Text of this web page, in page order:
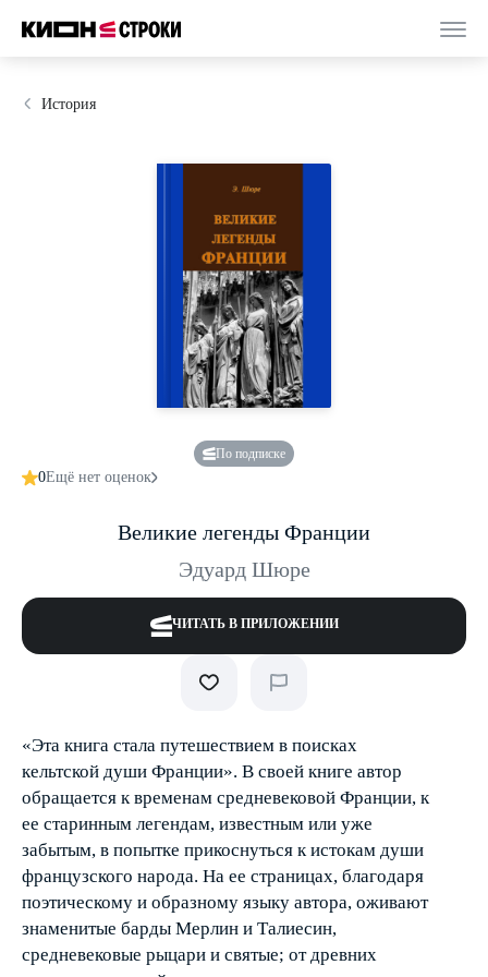
История
По подписке
0Ещё нет оценок
Великие легенды Франции
Эдуард Шюре
ЧИТАТЬ В ПРИЛОЖЕНИИ
«Эта книга стала путешествием в поисках
кельтской души Франции». В своей книге автор
обращается к временам средневековой Франции, к
ее старинным легендам, известным или уже
забытым, в попытке прикоснуться к истокам души
французского народа. На ее страницах, благодаря
поэтическому и образному языку автора, оживают
знаменитые барды Мерлин и Талиесин,
средневековые рыцари и святые; от древних